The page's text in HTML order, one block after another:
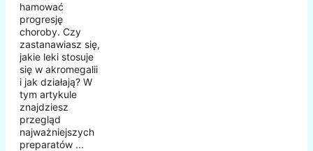
hamować
progresję
choroby. Czy
zastanawiasz się,
jakie leki stosuje
się w akromegalii
i jak działają? W
tym artykule
znajdziesz
przegląd
najważniejszych
preparatów ...